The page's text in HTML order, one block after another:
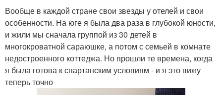
Вообще в каждой стране свои звезды у отелей и свои
особенности. На юге я была два раза в глубокой юности,
и жили мы сначала группой из 30 детей в
многокроватной сараюшке, а потом с семьей в комнате
недостроенного коттеджа. Но прошли те времена, когда
я была готова к спартанским условиям - и я это вижу
теперь точно